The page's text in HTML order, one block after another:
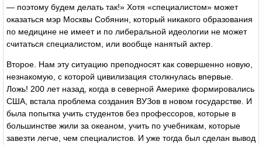
— поэтому будем делать так!» Хотя «специалистом» может
оказаться мэр Москвы Собянин, который никакого образования
по медицине не имеет и по либеральной идеологии не может
считаться специалистом, или вообще нанятый актер.
Второе. Нам эту ситуацию преподносят как совершенно новую,
незнакомую, с которой цивилизация столкнулась впервые.
Ложь! 200 лет назад, когда в северной Америке формировались
США, встала проблема создания ВУЗов в новом государстве. И
была попытка учить студентов без профессоров, которые в
большинстве жили за океаном, учить по учебникам, которые
завезти легче, чем специалистов. И уже тогда был сделан вывод